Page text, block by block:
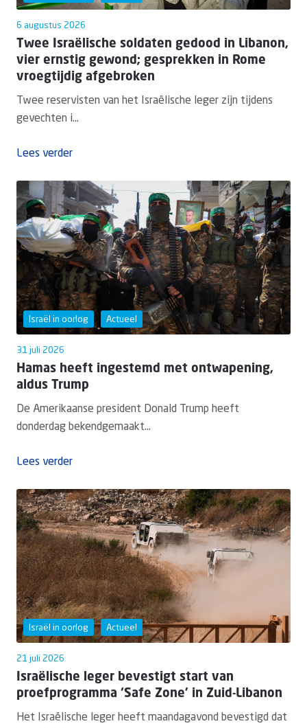
6 augustus 2026
Twee Israëlische soldaten gedood in Libanon,
vier ernstig gewond; gesprekken in Rome
vroegtijdig afgebroken
Twee reservisten van het Israëlische leger zijn tijdens
gevechten i...
Lees verder
Israël in oorlog Actueel
31 juli 2026
Hamas heeft ingestemd met ontwapening,
aldus Trump
De Amerikaanse president Donald Trump heeft
donderdag bekendgemaakt...
Lees verder
Israël in oorlog Actueel
21 juli 2026
Israëlische leger bevestigt start van
proefprogramma ‘Safe Zone’ in Zuid-Libanon
Het Israëlische leger heeft maandagavond bevestigd dat